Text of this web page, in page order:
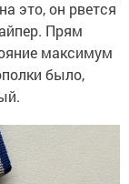
это, он рвется
Прям
максимум
было,